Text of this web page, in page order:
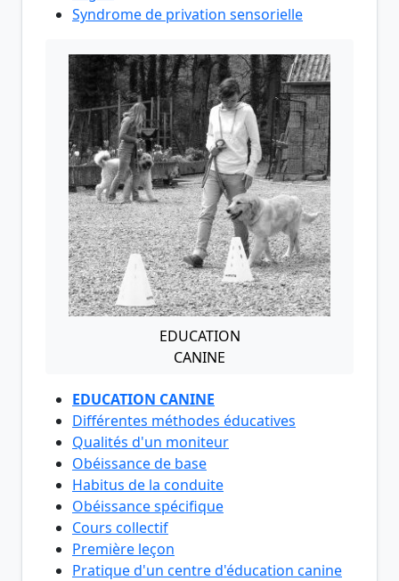
Syndrome de privation sensorielle
EDUCATION
CANINE
EDUCATION CANINE
Différentes méthodes éducatives
Qualités d'un moniteur
Obéissance de base
Habitus de la conduite
Obéissance spécifique
Cours collectif
Première leçon
Pratique d'un centre d'éducation canine